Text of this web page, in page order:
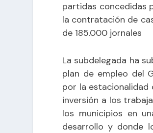
partidas concedidas
la contratación de
de 185.000 jornales
La subdelegada ha
plan de empleo del
por la
inversión a los
los municipios en
desarrollo y donde